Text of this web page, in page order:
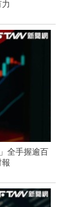
全手握逾百